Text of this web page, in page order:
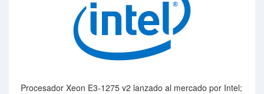
Procesador Xeon E3-1275 v2 lanzado al mercado por Intel;